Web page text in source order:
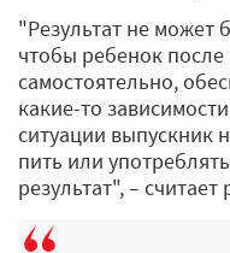
"Результат не может
чтобы ребенок
самостоятельно,
какие-­то
ситуации выпускник
пить или
результат", –